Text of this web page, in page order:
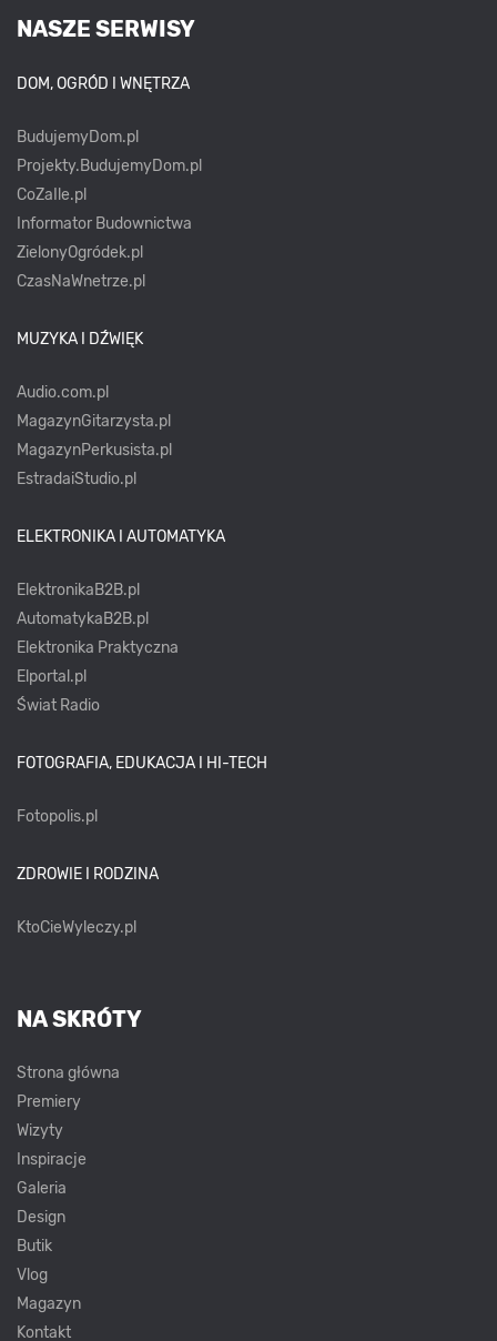
NASZE SERWISY
DOM, OGRÓD I WNĘTRZA
BudujemyDom.pl
Projekty.BudujemyDom.pl
CoZaIle.pl
Informator Budownictwa
ZielonyOgródek.pl
CzasNaWnetrze.pl
MUZYKA I DŹWIĘK
Audio.com.pl
MagazynGitarzysta.pl
MagazynPerkusista.pl
EstradaiStudio.pl
ELEKTRONIKA I AUTOMATYKA
ElektronikaB2B.pl
AutomatykaB2B.pl
Elektronika Praktyczna
Elportal.pl
Świat Radio
FOTOGRAFIA, EDUKACJA I HI-TECH
Fotopolis.pl
ZDROWIE I RODZINA
KtoCieWyleczy.pl
NA SKRÓTY
Strona główna
Premiery
Wizyty
Inspiracje
Galeria
Design
Butik
Vlog
Magazyn
Kontakt